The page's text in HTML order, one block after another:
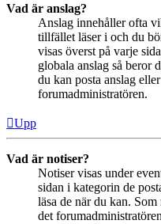
Vad är anslag?
Anslag innehåller ofta
tillfället läser i och du
visas överst på varje
globala anslag så beror
du kan posta anslag
forumadministratören.
Upp
Vad är notiser?
Notiser visas under
sidan i kategorin de
läsa de när du kan.
det